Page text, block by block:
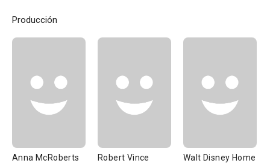
Producción
Anna McRoberts Robert Vince
Walt Disney Home